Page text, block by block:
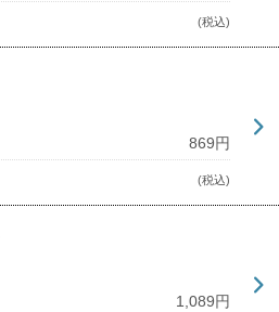
(税込)
869円
(税込)
1,089円